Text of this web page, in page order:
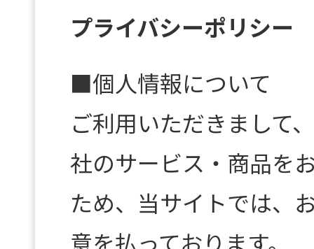
プライバシーポリシー
■個人情報について
ご利用いただきまして
社のサービス・商品を
ため、当サイトでは、
意を払っております。